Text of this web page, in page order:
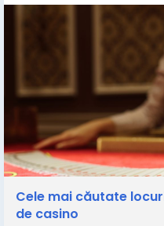
Cele mai căutate
de casino